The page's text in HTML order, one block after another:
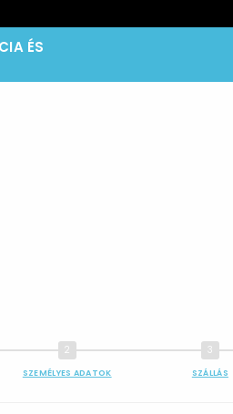
ÉS
SZEMÉLYES ADATOK SZÁLLÁS